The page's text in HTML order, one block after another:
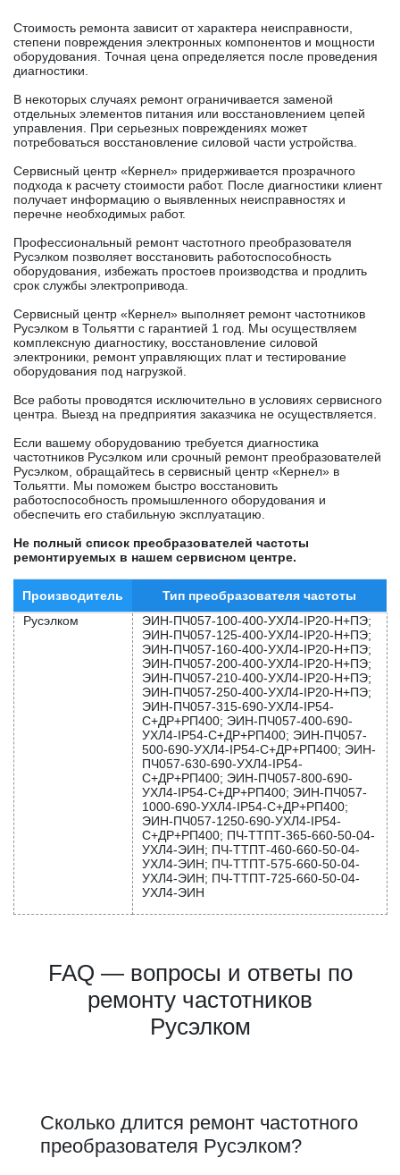
Стоимость ремонта зависит от характера неисправности,
степени повреждения электронных компонентов и мощности
оборудования. Точная цена определяется после проведения
диагностики.
В некоторых случаях ремонт ограничивается заменой
отдельных элементов питания или восстановлением цепей
управления. При серьезных повреждениях может
потребоваться восстановление силовой части устройства.
Сервисный центр «Кернел» придерживается прозрачного
подхода к расчету стоимости работ. После диагностики клиент
получает информацию о выявленных неисправностях и
перечне необходимых работ.
Профессиональный ремонт частотного преобразователя
Русэлком позволяет восстановить работоспособность
оборудования, избежать простоев производства и продлить
срок службы электропривода.
Сервисный центр «Кернел» выполняет ремонт частотников
Русэлком в Тольятти с гарантией 1 год. Мы осуществляем
комплексную диагностику, восстановление силовой
электроники, ремонт управляющих плат и тестирование
оборудования под нагрузкой.
Все работы проводятся исключительно в условиях сервисного
центра. Выезд на предприятия заказчика не осуществляется.
Если вашему оборудованию требуется диагностика
частотников Русэлком или срочный ремонт преобразователей
Русэлком, обращайтесь в сервисный центр «Кернел» в
Тольятти. Мы поможем быстро восстановить
работоспособность промышленного оборудования и
обеспечить его стабильную эксплуатацию.
Не полный список преобразователей частоты
ремонтируемых в нашем сервисном центре.
Производитель
Тип преобразователя частоты
Русэлком
ЭИН-ПЧ057-100-400-УХЛ4-IP20-Н+ПЭ;
ЭИН-ПЧ057-125-400-УХЛ4-IP20-Н+ПЭ;
ЭИН-ПЧ057-160-400-УХЛ4-IP20-Н+ПЭ;
ЭИН-ПЧ057-200-400-УХЛ4-IP20-Н+ПЭ;
ЭИН-ПЧ057-210-400-УХЛ4-IP20-Н+ПЭ;
ЭИН-ПЧ057-250-400-УХЛ4-IP20-Н+ПЭ;
ЭИН-ПЧ057-315-690-УХЛ4-IP54-
C+ДР+РП400; ЭИН-ПЧ057-400-690-
УХЛ4-IP54-C+ДР+РП400; ЭИН-ПЧ057-
500-690-УХЛ4-IP54-C+ДР+РП400; ЭИН-
ПЧ057-630-690-УХЛ4-IP54-
C+ДР+РП400; ЭИН-ПЧ057-800-690-
УХЛ4-IP54-C+ДР+РП400; ЭИН-ПЧ057-
1000-690-УХЛ4-IP54-C+ДР+РП400;
ЭИН-ПЧ057-1250-690-УХЛ4-IP54-
C+ДР+РП400; ПЧ-ТТПТ-365-660-50-04-
УХЛ4-ЭИН; ПЧ-ТТПТ-460-660-50-04-
УХЛ4-ЭИН; ПЧ-ТТПТ-575-660-50-04-
УХЛ4-ЭИН; ПЧ-ТТПТ-725-660-50-04-
УХЛ4-ЭИН
FAQ — вопросы и ответы по
ремонту частотников
Русэлком
Сколько длится ремонт частотного
преобразователя Русэлком?